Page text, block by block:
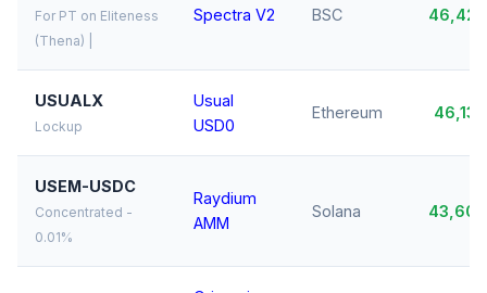
For PT on Eliteness
(Thena) |
Spectra V2 BSC
USUALX
Lockup
Usual
USD0
Ethereum
USEM-USDC
Concentrated -
0.01%
Raydium
AMM
Solana